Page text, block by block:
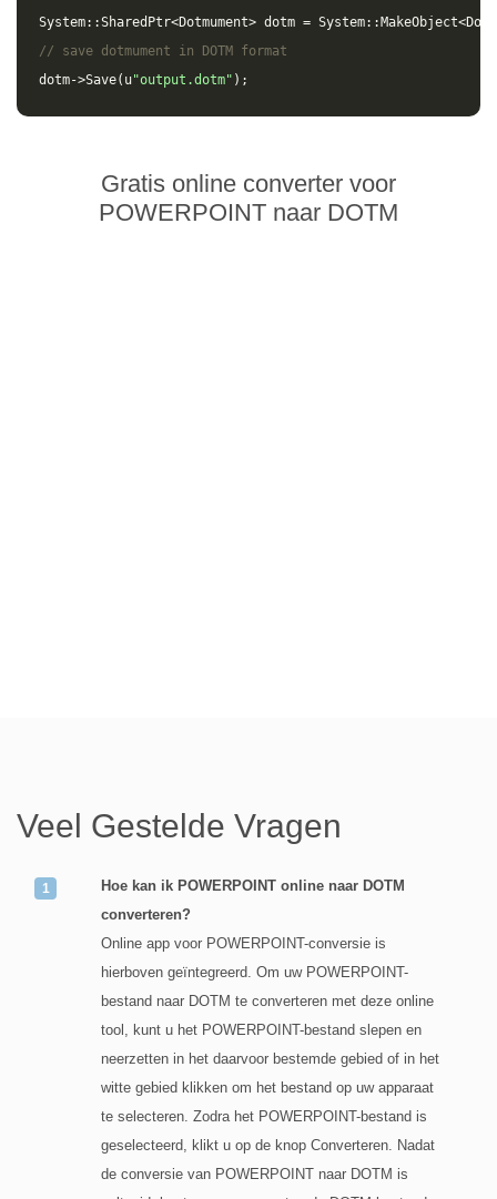
System::SharedPtr<Dotmument> dotm = System:: MakeObject<
// save dotmument in DOTM format
dotm->Save( u"output.dotm" );
Gratis online converter voor
POWERPOINT naar DOTM
Veel Gestelde Vragen
Hoe kan ik POWERPOINT online naar DOTM
converteren?
Online app voor POWERPOINT-conversie is
hierboven geïntegreerd. Om uw POWERPOINT-
bestand naar DOTM te converteren met deze online
tool, kunt u het POWERPOINT-bestand slepen en
neerzetten in het daarvoor bestemde gebied of in het
witte gebied klikken om het bestand op uw apparaat
te selecteren. Zodra het POWERPOINT-bestand is
geselecteerd, klikt u op de knop Converteren. Nadat
de conversie van POWERPOINT naar DOTM is